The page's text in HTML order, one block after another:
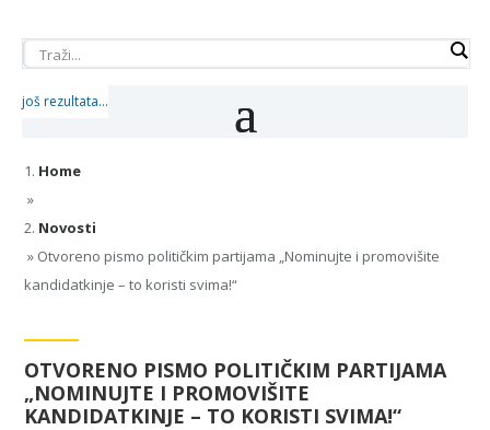
još rezultata...
Home
»
Novosti
» Otvoreno pismo političkim partijama „Nominujte i promovišite
kandidatkinje – to koristi svima!“
OTVORENO PISMO POLITIČKIM PARTIJAMA
„NOMINUJTE I PROMOVIŠITE
KANDIDATKINJE – TO KORISTI SVIMA!“